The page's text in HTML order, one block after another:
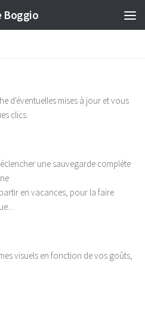
Boggio
d'éventuelles mises à jour et vous
clics.
une sauvegarde complète
en vacances, pour la faire
visuels en fonction de vos goûts,